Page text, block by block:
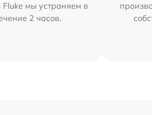
Fluke мы устраняем в
2 часов.